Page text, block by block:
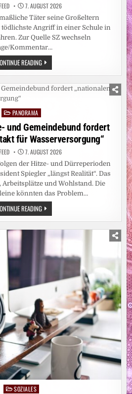
7. AUGUST 2026
Täter seine Großeltern
tödlichste Angriff in einer Schule in
Zur Quelle SZ wechseln
Kommentar…
READINGSCHÜSSE
NAHE
BANGKOK:
THAILAND:
14-
SCHULE
PostedPANORAMA
und Gemeindebund fordert
für Wasserversorgung“
7. AUGUST 2026
der Hitze- und Dürreperioden
Spiegler „längst Realität“. Das
Arbeitsplätze und Wohlstand. Die
könnten das Problem…
READINGHITZEWELLE:
STÄDTE-
UND
GEMEINDEBUND
FORDERT
„NATIONALEN
FÜR
WASSERVERSORGUNG“
PostedSOZIALES